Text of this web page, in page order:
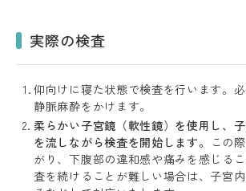
実際の検査
仰向けに寝た状態で検査を行います。
静脈麻酔をかけます。
柔らかい子宮鏡（軟性鏡）を使用し、
を流しながら検査を開始します。
この
がり、下腹部の違和感や痛みを感じる
査を続けることが難しい場合は、子宮